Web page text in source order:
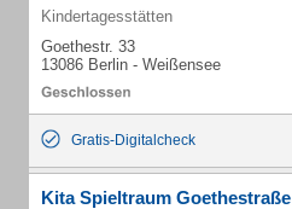
Kindertagesstätten
Goethestr. 33
13086 Berlin - Weißensee
Gratis-Digitalcheck
Kita Spieltraum Goethestraße